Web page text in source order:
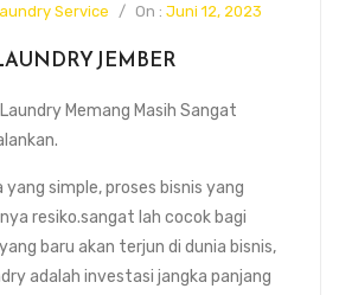
Service / On : Juni 12, 2023
JEMBER
Memang Masih Sangat
yang simple, proses bisnis yang
resiko.sangat lah cocok bagi
baru akan terjun di dunia bisnis,
adalah investasi jangka panjang